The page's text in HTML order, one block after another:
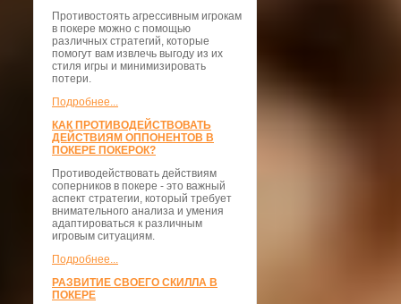
Противостоять агрессивным игрокам
в покере можно с помощью
различных стратегий, которые
помогут вам извлечь выгоду из их
стиля игры и минимизировать
потери.
Подробнее...
КАК ПРОТИВОДЕЙСТВОВАТЬ
ДЕЙСТВИЯМ ОППОНЕНТОВ В
ПОКЕРЕ ПОКЕРОК?
Противодействовать действиям
соперников в покере - это важный
аспект стратегии, который требует
внимательного анализа и умения
адаптироваться к различным
игровым ситуациям.
Подробнее...
РАЗВИТИЕ СВОЕГО СКИЛЛА В
ПОКЕРЕ